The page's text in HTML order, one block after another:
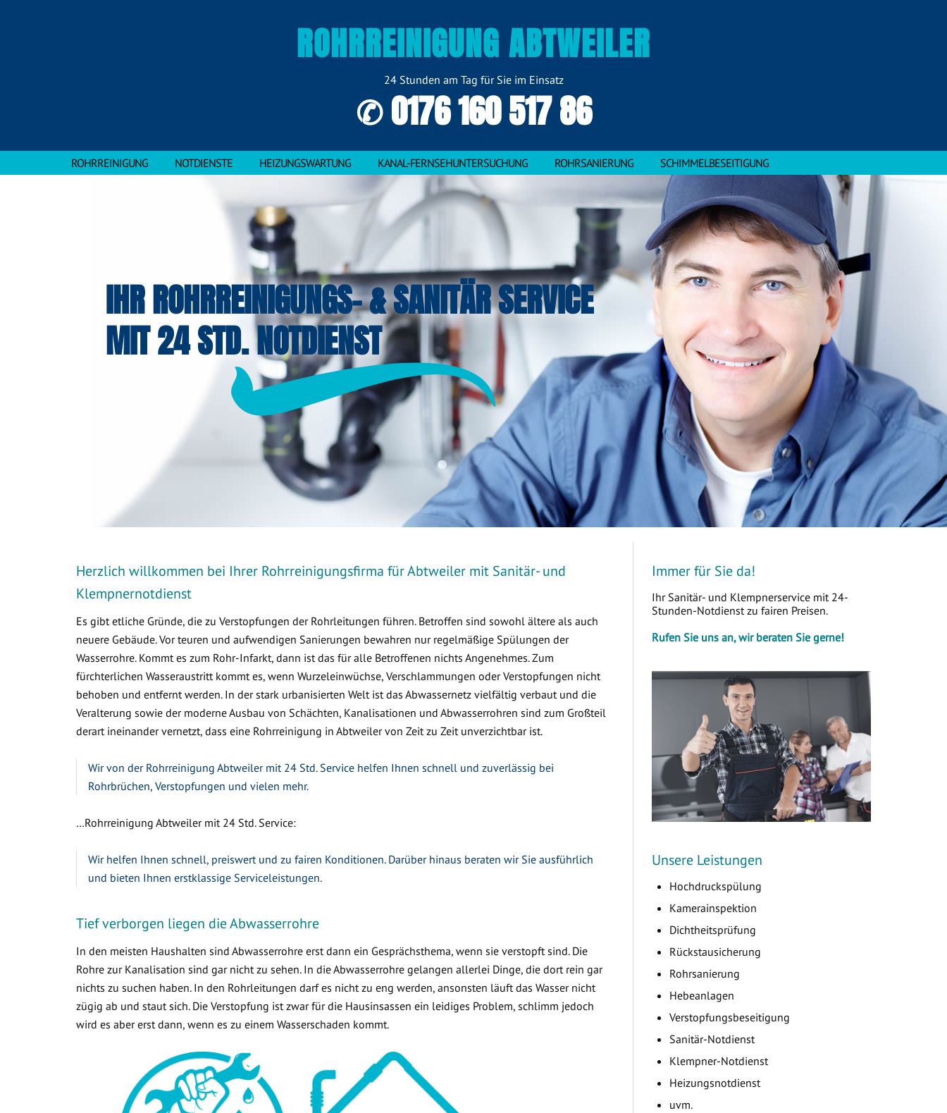
ROHRREINIGUNG ABTWEILER
24 Stunden am Tag für Sie im Einsatz
✆ 0176 160 517 86
ROHRREINIGUNG NOTDIENSTE HEIZUNGSWARTUNG KANAL-FERNSEHUNTERSUCHUNG ROHRSANIERUNG SCHIMMELBESEITIGUNG
IHR ROHRREINIGUNGS- & SANITÄR SERVICE
MIT 24 STD. NOTDIENST
Herzlich willkommen bei Ihrer Rohrreinigungsfirma für Abtweiler mit Sanitär- und
Klempnernotdienst
Es gibt etliche Gründe, die zu Verstopfungen der Rohrleitungen führen. Betroffen sind sowohl ältere als auch
neuere Gebäude. Vor teuren und aufwendigen Sanierungen bewahren nur regelmäßige Spülungen der
Wasserrohre. Kommt es zum Rohr-Infarkt, dann ist das für alle Betroffenen nichts Angenehmes. Zum
fürchterlichen Wasseraustritt kommt es, wenn Wurzeleinwüchse, Verschlammungen oder Verstopfungen nicht
behoben und entfernt werden. In der stark urbanisierten Welt ist das Abwassernetz vielfältig verbaut und die
Veralterung sowie der moderne Ausbau von Schächten, Kanalisationen und Abwasserrohren sind zum Großteil
derart ineinander vernetzt, dass eine Rohrreinigung in Abtweiler von Zeit zu Zeit unverzichtbar ist.
Wir von der Rohrreinigung Abtweiler mit 24 Std. Service helfen Ihnen schnell und zuverlässig bei
Rohrbrüchen, Verstopfungen und vielen mehr.
…Rohrreinigung Abtweiler mit 24 Std. Service:
Wir helfen Ihnen schnell, preiswert und zu fairen Konditionen. Darüber hinaus beraten wir Sie ausführlich
und bieten Ihnen erstklassige Serviceleistungen.
Tief verborgen liegen die Abwasserrohre
In den meisten Haushalten sind Abwasserrohre erst dann ein Gesprächsthema, wenn sie verstopft sind. Die
Rohre zur Kanalisation sind gar nicht zu sehen. In die Abwasserrohre gelangen allerlei Dinge, die dort rein gar
nichts zu suchen haben. In den Rohrleitungen darf es nicht zu eng werden, ansonsten läuft das Wasser nicht
zügig ab und staut sich. Die Verstopfung ist zwar für die Hausinsassen ein leidiges Problem, schlimm jedoch
wird es aber erst dann, wenn es zu einem Wasserschaden kommt.
Immer für Sie da!
Ihr Sanitär- und Klempnerservice mit 24-
Stunden-Notdienst zu fairen Preisen.
Rufen Sie uns an, wir beraten Sie gerne!
Unsere Leistungen
Hochdruckspülung
Kamerainspektion
Dichtheitsprüfung
Rückstausicherung
Rohrsanierung
Hebeanlagen
Verstopfungsbeseitigung
Sanitär-Notdienst
Klempner-Notdienst
Heizungsnotdienst
uvm.